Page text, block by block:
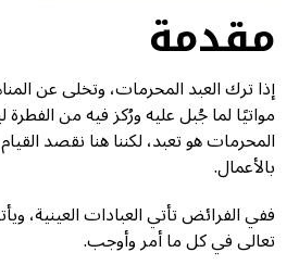
مقدمة
إذا ترك العبد المحرمات، وتخلى عن
مواتيًا لما جُبل عليه ورُكز فيه من الفطرة
المحرمات هو تعبد، لكننا هنا نقصد
بالأعمال.
ففي الفرائض تأتي العبادات العينية،
تعالى في كل ما أمر وأوجب.